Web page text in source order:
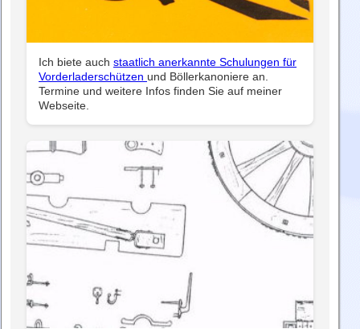
Ich biete auch staatlich anerkannte Schulungen für
Vorderladerschützen und Böllerkanoniere an.
Termine und weitere Infos finden Sie auf meiner
Webseite.